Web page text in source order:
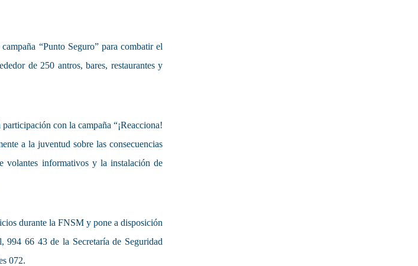
“Punto Seguro” para combatir el
de 250 antros, bares, restaurantes y
con la campaña “¡Reacciona!
a la juventud sobre las consecuencias
volantes informativos y la instalación de
durante la FNSM y pone a disposición
66 43 de la Secretaría de Seguridad
072.